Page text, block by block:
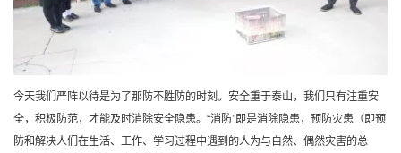
今天我们严阵以待是为了那防不胜防的时刻。 安全重于泰山，我们只有注重安
全，积极防范，才能及时消除安全隐患。 “消防”即是消除隐患，预防灾患（即预
防和解决人们在生活、工作、学习过程中遇到的人为与自然、偶然灾害的总